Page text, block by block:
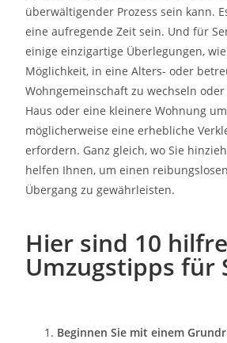
überwältigender Prozess sein kann.
eine aufregende Zeit sein. Und für
einige einzigartige Überlegungen,
Möglichkeit, in eine Alters- oder
Wohngemeinschaft zu wechseln
Haus oder eine kleinere Wohnung
möglicherweise eine erhebliche
erfordern. Ganz gleich, wo Sie
helfen Ihnen, um einen
Übergang zu gewährleisten.
Hier sind 10
Umzugstipps für
Beginnen Sie mit einem